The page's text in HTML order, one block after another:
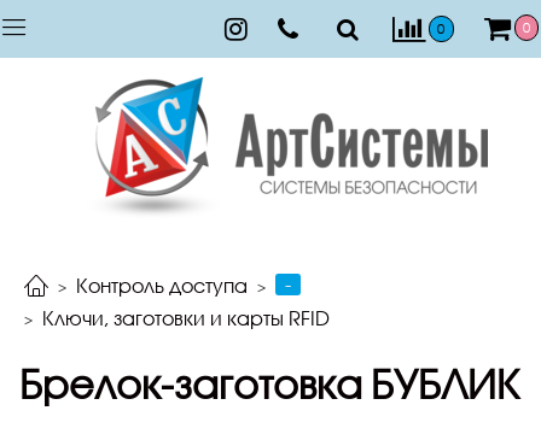
0 0
Контроль доступа
-
Ключи, заготовки и карты RFID
Брелок-заготовка БУБЛИК